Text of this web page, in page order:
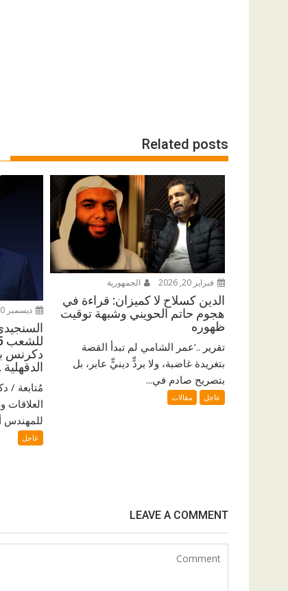
Related posts
فبراير 20, 2026 الجمهورية
الدين كسلاح لا كميزان: قراءة في
هجوم حاتم الحويني وشبهة توقيت
ظهوره
تقرير ..‘عمر الشامي لم تبدأ القصة
بتغريدة غاضبة، ولا بردٍّ دينيٍّ عابر، بل
بتصريح صادم في...
عاجل مقالات
ديسمبر 20, 2025
دكرنس
الدقهلية
مُتابعة /
العلاقات
للمهندس
عاجل
LEAVE A COMMENT